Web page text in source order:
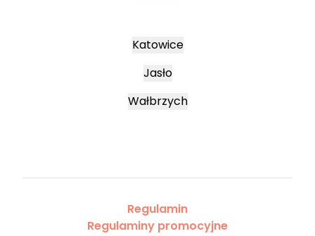
Katowice
Jasło
Wałbrzych
Regulamin
Regulaminy promocyjne